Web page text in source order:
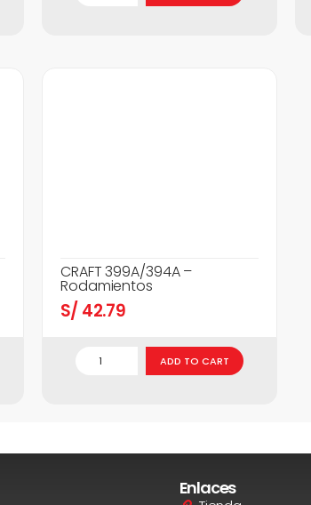
CRAFT 399A/394A –
Rodamientos
S/ 42.79
ADD TO CART
Enlaces